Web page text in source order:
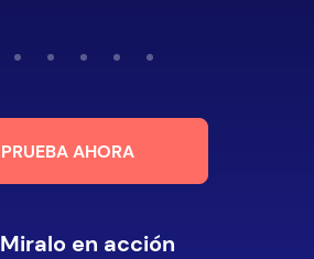
PRUEBA AHORA
Miralo en acción